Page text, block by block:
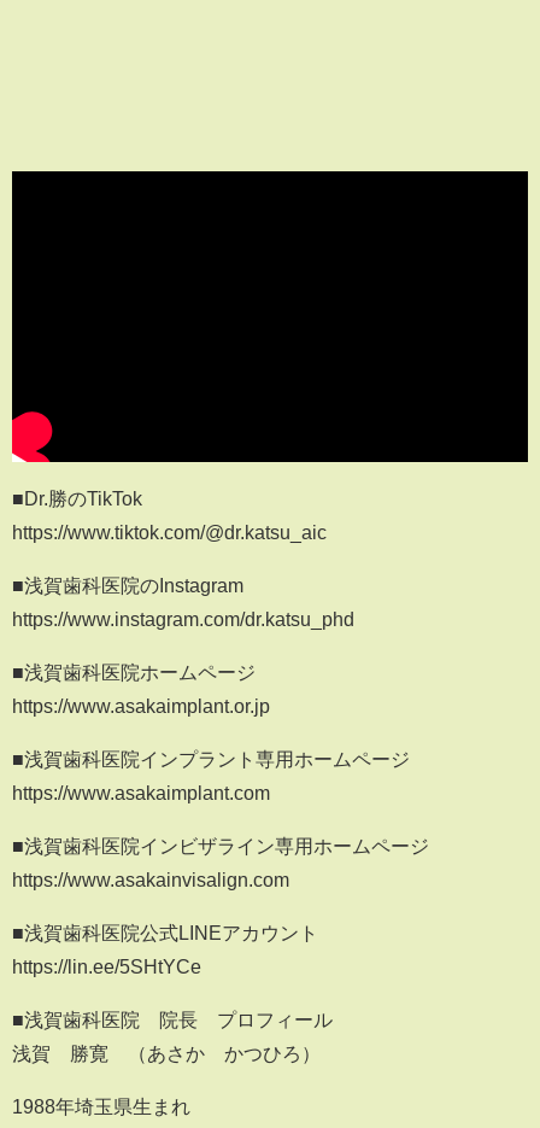
■Dr.勝のTikTok
https://www.tiktok.com/@dr.katsu_aic
■浅賀歯科医院のInstagram
https://www.instagram.com/dr.katsu_phd
■浅賀歯科医院ホームページ
https://www.asakaimplant.or.jp
■浅賀歯科医院インプラント専用ホームページ
https://www.asakaimplant.com
■浅賀歯科医院インビザライン専用ホームページ
https://www.asakainvisalign.com
■浅賀歯科医院公式LINEアカウント
https://lin.ee/5SHtYCe
■浅賀歯科医院 院長 プロフィール
浅賀 勝寛 （あさか かつひろ）
1988年埼玉県生まれ